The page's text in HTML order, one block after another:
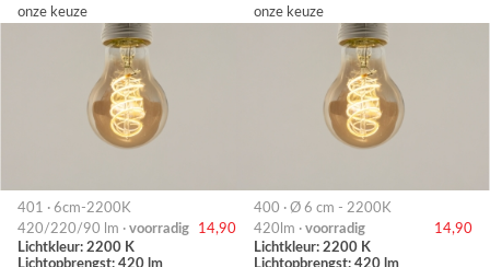
onze keuze
401 · 6cm-2200K
420/220/90 lm · voorradig
14,90
Lichtkleur: 2200 K
Lichtopbrengst: 420 lm
onze keuze
400 · Ø 6 cm - 2200K
420lm · voorradig
14,90
Lichtkleur: 2200 K
Lichtopbrengst: 420 lm